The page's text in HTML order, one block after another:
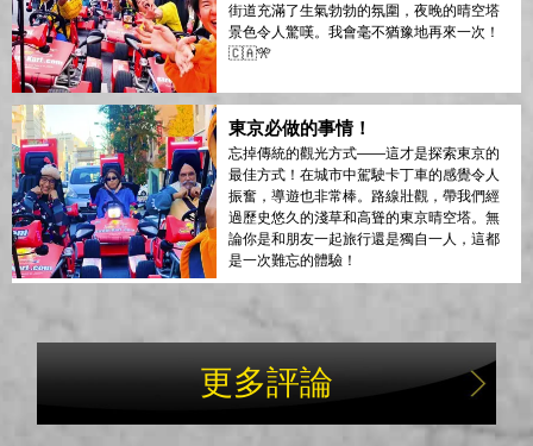
街道充滿了生氣勃勃的氛圍，夜晚的晴空塔
景色令人驚嘆。我會毫不猶豫地再來一次！
🇨🇦🎌
東京必做的事情！
忘掉傳統的觀光方式——這才是探索東京的
最佳方式！在城市中駕駛卡丁車的感覺令人
振奮，導遊也非常棒。路線壯觀，帶我們經
過歷史悠久的淺草和高聳的東京晴空塔。無
論你是和朋友一起旅行還是獨自一人，這都
是一次難忘的體驗！
更多評論